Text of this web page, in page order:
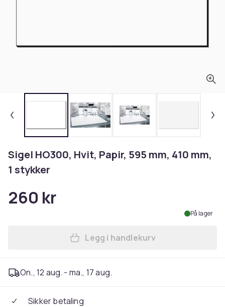
Sigel HO300, Hvit, Papir, 595 mm, 410 mm,
1 stykker
260 kr
På lager
Legg Sigel HO300, Hvit,
Legg i handlekurv
On., 12 aug. - ma., 17 aug.
Sikker betaling